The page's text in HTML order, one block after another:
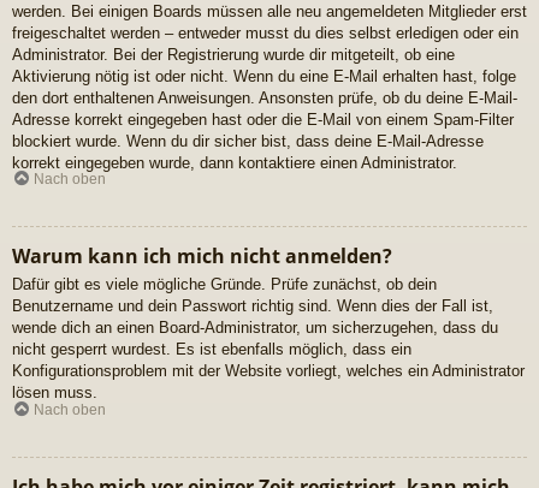
werden. Bei einigen Boards müssen alle neu angemeldeten Mitglieder erst
freigeschaltet werden – entweder musst du dies selbst erledigen oder ein
Administrator. Bei der Registrierung wurde dir mitgeteilt, ob eine
Aktivierung nötig ist oder nicht. Wenn du eine E-Mail erhalten hast, folge
den dort enthaltenen Anweisungen. Ansonsten prüfe, ob du deine E-Mail-
Adresse korrekt eingegeben hast oder die E-Mail von einem Spam-Filter
blockiert wurde. Wenn du dir sicher bist, dass deine E-Mail-Adresse
korrekt eingegeben wurde, dann kontaktiere einen Administrator.
Nach oben
Warum kann ich mich nicht anmelden?
Dafür gibt es viele mögliche Gründe. Prüfe zunächst, ob dein
Benutzername und dein Passwort richtig sind. Wenn dies der Fall ist,
wende dich an einen Board-Administrator, um sicherzugehen, dass du
nicht gesperrt wurdest. Es ist ebenfalls möglich, dass ein
Konfigurationsproblem mit der Website vorliegt, welches ein Administrator
lösen muss.
Nach oben